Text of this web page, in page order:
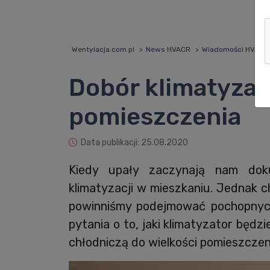
Wentylacja.com.pl News HVACR Wiadomości HVACR
Dobór
pomieszczenia
Data publikacji: 25.08.2020
Kiedy upały zaczynają nam
klimatyzacji w mieszkaniu. Jednak
powinniśmy podejmować
pytania o to, jaki klimatyzator
chłodniczą do wielkości